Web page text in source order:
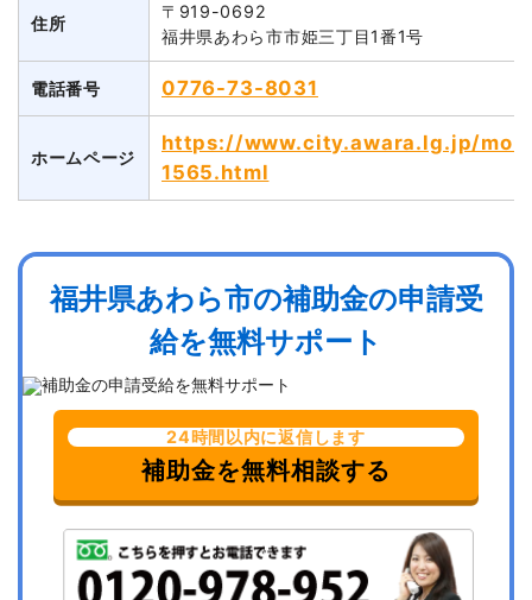
住所
〒919-0692
福井県あわら市市姫三丁目1番1号
電話番号 0776-73-8031
ホームページ
https://www.city.awara.lg.jp/
1565.html
福井県あわら市の補助金の申請受
給を無料サポート
24時間以内に返信します
補助金を無料相談する